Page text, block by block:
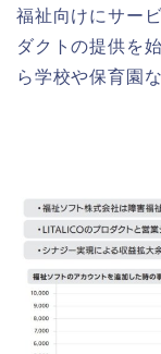
福祉向けにサー
ダクトの提供を
ら学校や保育園